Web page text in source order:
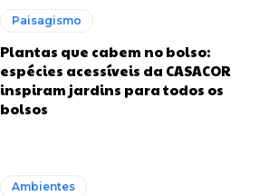
Paisagismo
Plantas que cabem no bolso:
espécies acessíveis da CASACOR
inspiram jardins para todos os
bolsos
Ambientes